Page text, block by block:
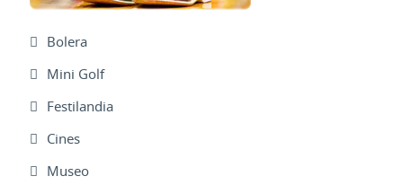
Bolera
Mini Golf
Festilandia
Cines
Museo